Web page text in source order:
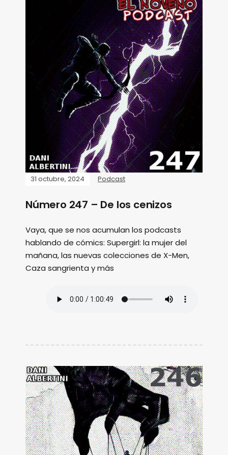
31 octubre, 2024 Podcast
Número 247 – De los cenizos
Vaya, que se nos acumulan los podcasts
hablando de cómics: Supergirl: la mujer del
mañana, las nuevas colecciones de X-Men,
Caza sangrienta y más